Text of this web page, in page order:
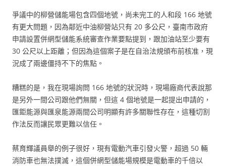
爭議中的柳營儲能場包含四個地號，尚未完工的人和段 166 地號
有更大問題，因為鄰近中油柳營站只有 20 多公尺，臺南市政府
申請設置併網型儲能系統審查作業要點提到，跟加油站至少要有
30 公尺以上距離；但因為這個案子是在自治法規頒布前核准，現
況成了兩邊僵持不下的焦點。
糟糕的是，我在現場詢問 166 地號的狀況時，現場廠商代表說那
是另外一間公司跟他們無關，但這 4 個地號是一起提出申請的，
匯鉅能源與匯泉能源兩間公司明顯有許多關聯性存在，這種切割
作法反而讓民眾更難以信任。
蔡育輝議員舉的例子很好，現有電動汽車引發火警，超過 50 輛
消防車也無法撲滅，這個併網型儲能場規模是電動車的千倍以